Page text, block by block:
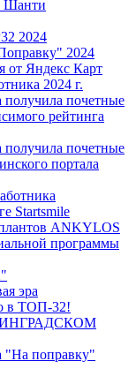
Шанти
2024
2024
от Яндекс Карт
2024 г.
получила почетные
рейтинга
получила почетные
портала
Startsmile
ANKYLOS
программы
эра
в ТОП-32!
"На поправку"